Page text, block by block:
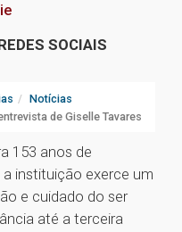
SOCIAIS
Notícias
de Giselle Tavares
153 anos de
instituição exerce um
e cuidado do ser
até a terceira